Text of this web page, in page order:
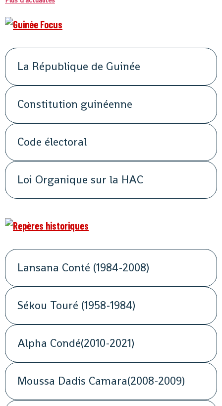
La République de Guinée
Constitution guinéenne
Code électoral
Loi Organique sur la HAC
Lansana Conté (1984-2008)
Sékou Touré (1958-1984)
Alpha Condé(2010-2021)
Moussa Dadis Camara(2008-2009)